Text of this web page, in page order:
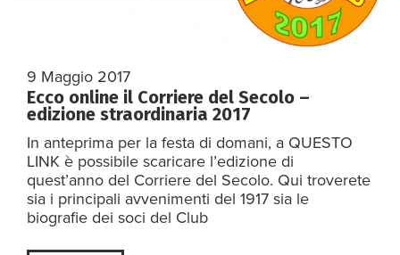
9 Maggio 2017
Ecco online il Corriere del Secolo –
edizione straordinaria 2017
In anteprima per la festa di domani, a QUESTO
LINK è possibile scaricare l’edizione di
quest’anno del Corriere del Secolo. Qui troverete
sia i principali avvenimenti del 1917 sia le
biografie dei soci del Club